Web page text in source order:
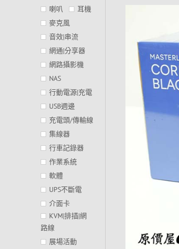
喇叭
耳機
麥克風
音效|串流
網通|分享器
網路攝影機
NAS
行動電源|充電
USB週邊
充電頭/傳輸線
集線器
行車記錄器
作業系統
軟體
UPS不斷電
介面卡
KVM|排插|網
路線
展場活動